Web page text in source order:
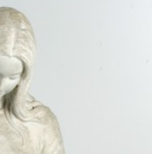
LE COLLEZIONI
MOSTRE
EVENTI
PALAZZO DELLE MUSE